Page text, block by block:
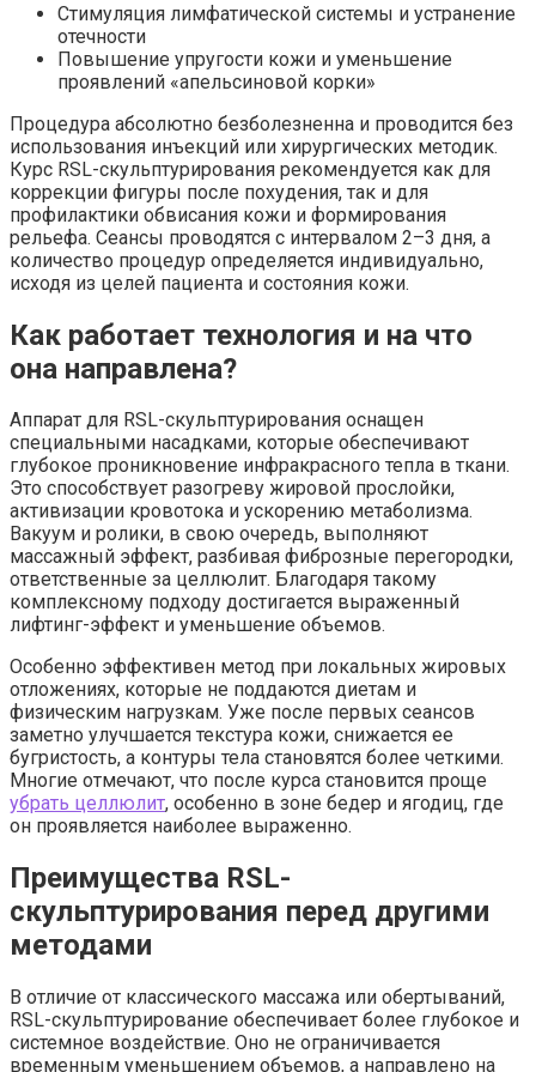
Стимуляция лимфатической системы и устранение
отечности
Повышение упругости кожи и уменьшение
проявлений «апельсиновой корки»
Процедура абсолютно безболезненна и проводится без
использования инъекций или хирургических методик.
Курс RSL-скульптурирования рекомендуется как для
коррекции фигуры после похудения, так и для
профилактики обвисания кожи и формирования
рельефа. Сеансы проводятся с интервалом 2–3 дня, а
количество процедур определяется индивидуально,
исходя из целей пациента и состояния кожи.
Как работает технология и на что
она направлена?
Аппарат для RSL-скульптурирования оснащен
специальными насадками, которые обеспечивают
глубокое проникновение инфракрасного тепла в ткани.
Это способствует разогреву жировой прослойки,
активизации кровотока и ускорению метаболизма.
Вакуум и ролики, в свою очередь, выполняют
массажный эффект, разбивая фиброзные перегородки,
ответственные за целлюлит. Благодаря такому
комплексному подходу достигается выраженный
лифтинг-эффект и уменьшение объемов.
Особенно эффективен метод при локальных жировых
отложениях, которые не поддаются диетам и
физическим нагрузкам. Уже после первых сеансов
заметно улучшается текстура кожи, снижается ее
бугристость, а контуры тела становятся более четкими.
Многие отмечают, что после курса становится проще
убрать целлюлит, особенно в зоне бедер и ягодиц, где
он проявляется наиболее выраженно.
Преимущества RSL-
скульптурирования перед другими
методами
В отличие от классического массажа или обертываний,
RSL-скульптурирование обеспечивает более глубокое и
системное воздействие. Оно не ограничивается
временным уменьшением объемов, а направлено на